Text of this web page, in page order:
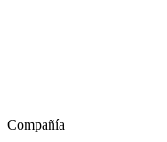
Compañía